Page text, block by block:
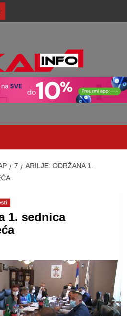
7
ARILJE: ODRŽANA 1.
1. sednica